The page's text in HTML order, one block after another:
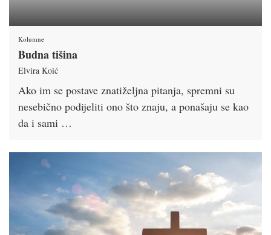
Kolumne
Budna tišina
Elvira Koić
Ako im se postave znatiželjna pitanja, spremni su
nesebično podijeliti ono što znaju, a ponašaju se kao
da i sami …